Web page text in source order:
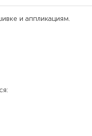
и аппликациям.